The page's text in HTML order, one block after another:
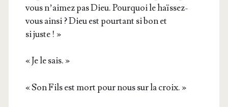
vous n’aimez pas Dieu. Pour­quoi le haïs­sez-
vous ain­si ? Dieu est pour­tant si bon et
si juste ! »
« Je le sais. »
« Son Fils est mort pour nous sur la croix. »